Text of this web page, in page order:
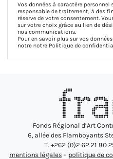
Vos données à caractère personnel
responsable de traitement, à des
réserve de votre consentement.
sur votre choix grâce au lien de
nos communications.
Pour en savoir plus sur vos
notre notre Politique de
Fonds Régional d’Art
6, allée des Flamboyants
T. +262 (0)2 62 21 80
mentions légales– politique de